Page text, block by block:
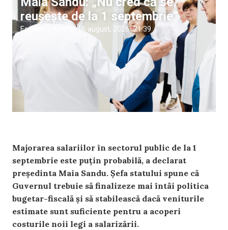
reușește de la 1 septembrie”
Ecaterina Arvintii 6 august, 2026 21:39
Majorarea salariilor în sectorul public de la 1
septembrie este puțin probabilă, a declarat
președinta Maia Sandu. Șefa statului spune că
Guvernul trebuie să finalizeze mai întâi politica
bugetar-fiscală și să stabilească dacă veniturile
estimate sunt suficiente pentru a acoperi
costurile noii legi a salarizării.